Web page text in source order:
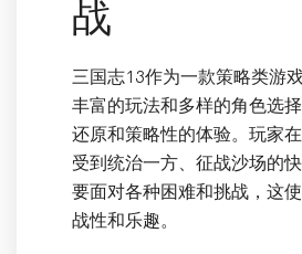
战
三国志13作为一款策略类游
丰富的玩法和多样的角色选
还原和策略性的体验。玩家
受到统治一方、征战沙场的
要面对各种困难和挑战，这
战性和乐趣。